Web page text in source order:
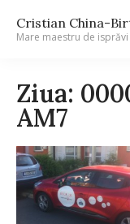
Cristian China-
Mare maestru de isprăvi
Ziua:
AM7